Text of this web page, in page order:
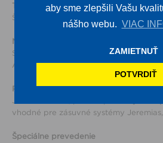
aby sme zlepšili Vašu
nášho webu. VIAC
ZAMIETNUŤ
POTVRDIŤ
Trieda tlmenia
Štandardná konštrukčná rada od 25
Materiál
Skriňa z kvalitnej ušľachtilej oceli 1.4404
Absorbér skladajúci sa z minerálnej
Prípojky
JS 400 - 1 400, príruba podľa výrobnej
vhodné pre zásuvné systémy
Špeciálne prevedenie